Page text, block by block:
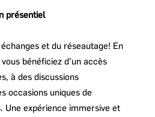
présentiel
et du réseautage! En
bénéficiez d’un accès
à des discussions
occasions uniques de
Une expérience immersive et